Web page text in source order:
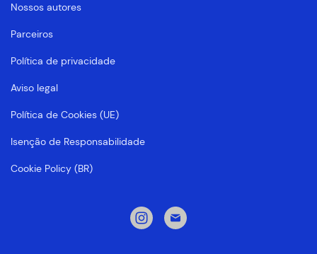
Nossos autores
Parceiros
Política de privacidade
Aviso legal
Política de Cookies (UE)
Isenção de Responsabilidade
Cookie Policy (BR)